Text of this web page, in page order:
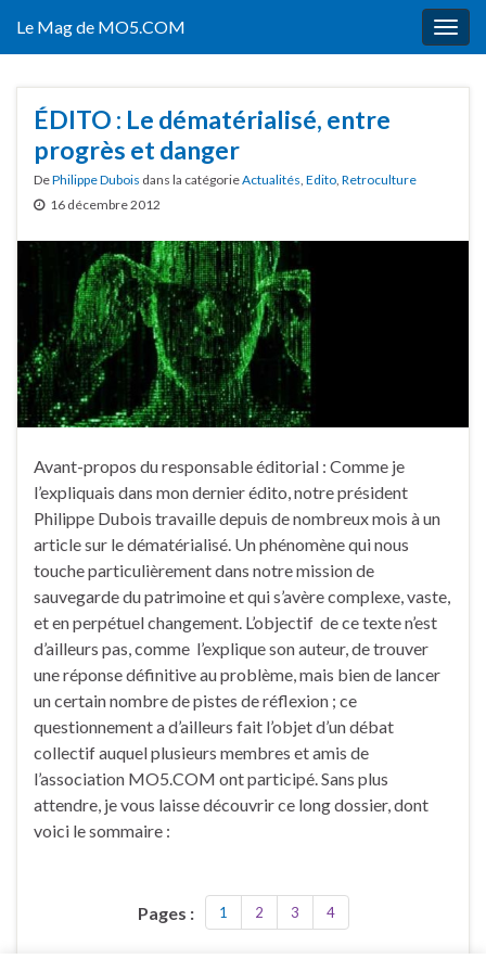
Le Mag de MO5.COM
ÉDITO : Le dématérialisé, entre
progrès et danger
DePhilippe Dubois dans la catégorieActualités, Edito, Retroculture
16 décembre 2012
Avant-propos du responsable éditorial : Comme je
l’expliquais dans mon dernier édito, notre président
Philippe Dubois travaille depuis de nombreux mois à un
article sur le dématérialisé. Un phénomène qui nous
touche particulièrement dans notre mission de
sauvegarde du patrimoine et qui s’avère complexe, vaste,
et en perpétuel changement. L’objectif de ce texte n’est
d’ailleurs pas, comme l’explique son auteur, de trouver
une réponse définitive au problème, mais bien de lancer
un certain nombre de pistes de réflexion ; ce
questionnement a d’ailleurs fait l’objet d’un débat
collectif auquel plusieurs membres et amis de
l’association MO5.COM ont participé. Sans plus
attendre, je vous laisse découvrir ce long dossier, dont
voici le sommaire :
Pages : 1 2 3 4